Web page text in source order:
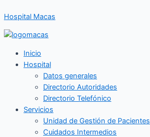
al
contenido
Hospital Macas
Inicio
Hospital
Datos generales
Directorio Autoridades
Directorio Telefónico
Servicios
Unidad de Gestión de Pacientes
Cuidados Intermedios